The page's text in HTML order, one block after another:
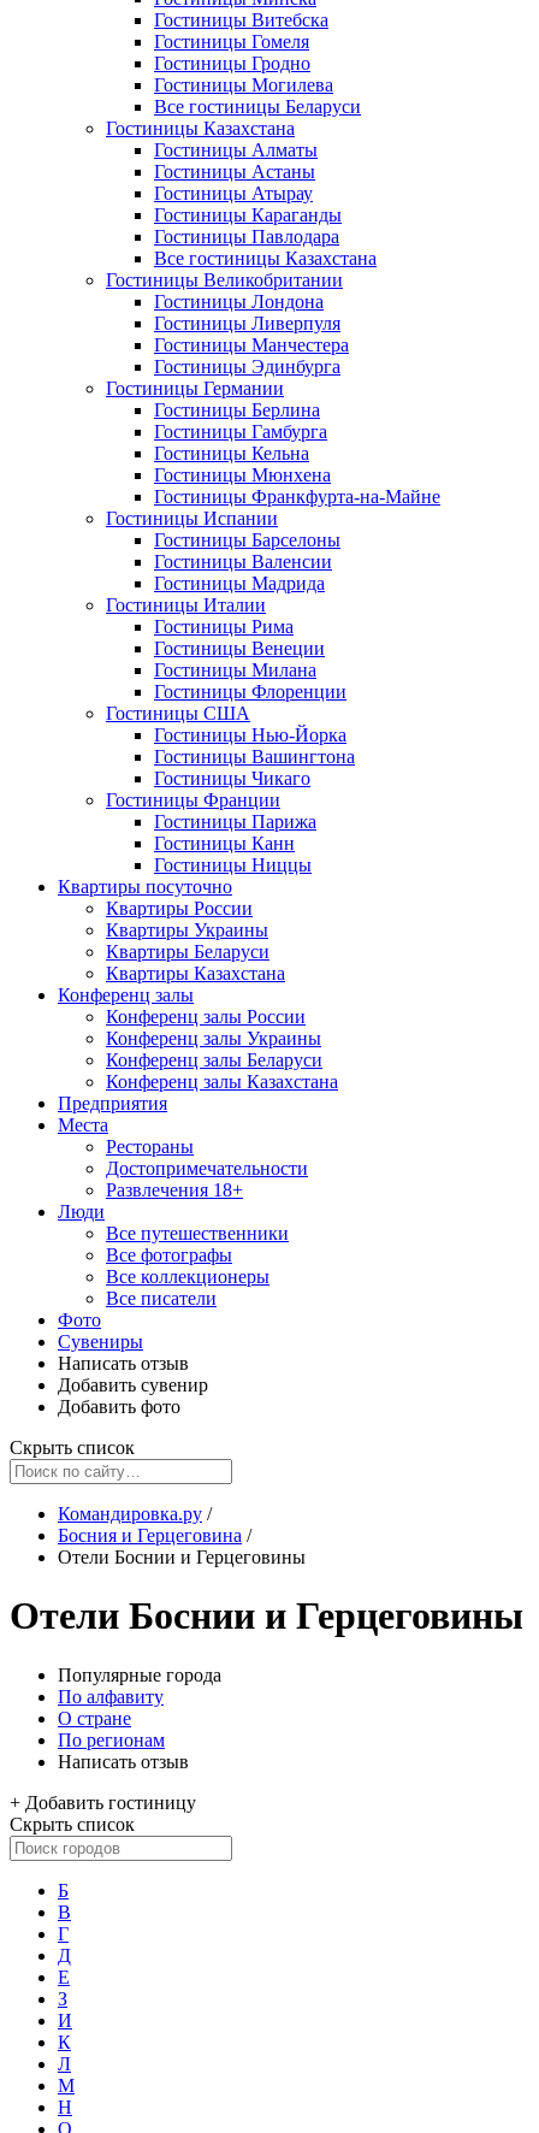
Гостиницы Витебска
Гостиницы Гомеля
Гостиницы Гродно
Гостиницы Могилева
Все гостиницы Беларуси
Гостиницы Казахстана
Гостиницы Алматы
Гостиницы Астаны
Гостиницы Атырау
Гостиницы Караганды
Гостиницы Павлодара
Все гостиницы Казахстана
Гостиницы Великобритании
Гостиницы Лондона
Гостиницы Ливерпуля
Гостиницы Манчестера
Гостиницы Эдинбурга
Гостиницы Германии
Гостиницы Берлина
Гостиницы Гамбурга
Гостиницы Кельна
Гостиницы Мюнхена
Гостиницы Франкфурта-на-Майне
Гостиницы Испании
Гостиницы Барселоны
Гостиницы Валенсии
Гостиницы Мадрида
Гостиницы Италии
Гостиницы Рима
Гостиницы Венеции
Гостиницы Милана
Гостиницы Флоренции
Гостиницы США
Гостиницы Нью-Йорка
Гостиницы Вашингтона
Гостиницы Чикаго
Гостиницы Франции
Гостиницы Парижа
Гостиницы Канн
Гостиницы Ниццы
Квартиры посуточно
Квартиры России
Квартиры Украины
Квартиры Беларуси
Квартиры Казахстана
Конференц залы
Конференц залы России
Конференц залы Украины
Конференц залы Беларуси
Конференц залы Казахстана
Предприятия
Места
Рестораны
Достопримечательности
Развлечения 18+
Люди
Все путешественники
Все фотографы
Все коллекционеры
Все писатели
Фото
Сувениры
Написать отзыв
Добавить сувенир
Добавить фото
Скрыть список
Командировка.ру /
Босния и Герцеговина /
Отели Боснии и Герцеговины
Отели Боснии и Герцеговины
Популярные города
По алфавиту
О стране
По регионам
Написать отзыв
+ Добавить гостиницу
Скрыть список
Б
В
Г
Д
Е
З
И
К
Л
М
Н
О